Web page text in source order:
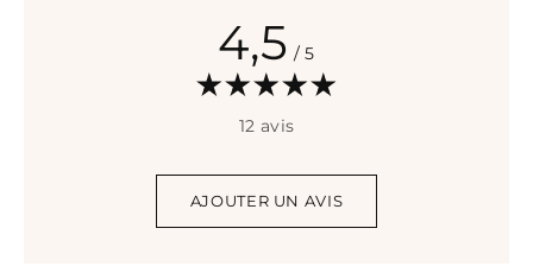
4,5 / 5
12 avis
AJOUTER UN AVIS